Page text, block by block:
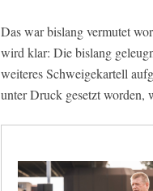
Das war bislang vermutet
wird klar: Die bislang
weiteres Schweigekartell
unter Druck gesetzt worden,